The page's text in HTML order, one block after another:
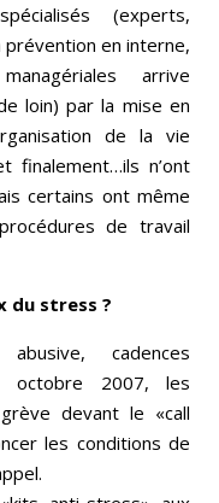
(experts,
en interne,
arrive
loin) par la mise en
de la vie
finalement…ils n’ont
certains ont même
de travail
du stress ?
cadences
octobre 2007, les
devant le «call
les conditions de